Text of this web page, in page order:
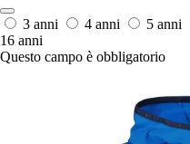
3 anni 4 anni 5 anni
16 anni
Questo campo è obbligatorio